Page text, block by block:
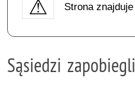
Strona
Sąsiedzi